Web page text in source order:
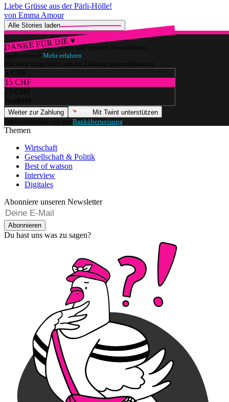
Liebe Grüsse aus der Pärli-Hölle!
von Emma Amour
Alle Stories laden
DANKE FÜR DIE ♥
Würdest du gerne watson und unseren Journalismus
unterstützen? Mehr erfahren
(Du wirst umgeleitet, um die Zahlung abzuschliessen.)
5 CHF
15 CHF
25 CHF
Anderer
Weiter zur Zahlung
Mit Twint unterstützen
Oder unterstütze uns per Banküberweisung
Themen
Wirtschaft
Gesellschaft & Politik
Best of watson
Interview
Digitales
Abonniere unseren Newsletter
Abonnieren
Du hast uns was zu sagen?